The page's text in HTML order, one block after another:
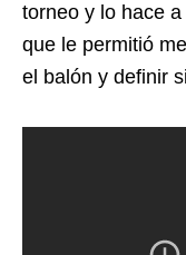
torneo y lo hace
que le permitió
el balón y definir